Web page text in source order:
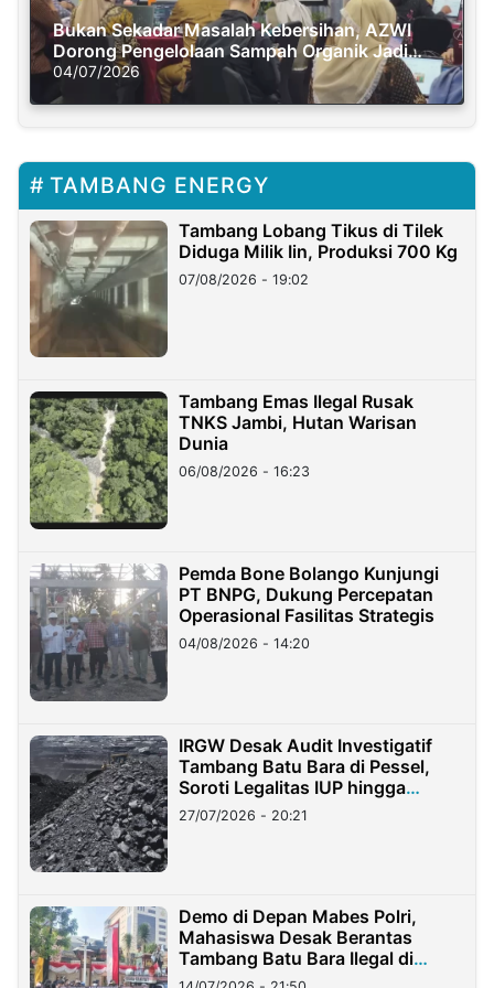
Bukan Sekadar Masalah Kebersihan, AZWI
Dorong Pengelolaan Sampah Organik Jadi
Solusi Krisis Iklim
04/07/2026
TAMBANG ENERGY
Tambang Lobang Tikus di Tilek
Diduga Milik Iin, Produksi 700 Kg
07/08/2026 - 19:02
Tambang Emas Ilegal Rusak
TNKS Jambi, Hutan Warisan
Dunia
06/08/2026 - 16:23
Pemda Bone Bolango Kunjungi
PT BNPG, Dukung Percepatan
Operasional Fasilitas Strategis
04/08/2026 - 14:20
IRGW Desak Audit Investigatif
Tambang Batu Bara di Pessel,
Soroti Legalitas IUP hingga
Stockpile
27/07/2026 - 20:21
Demo di Depan Mabes Polri,
Mahasiswa Desak Berantas
Tambang Batu Bara Ilegal di
Lampung